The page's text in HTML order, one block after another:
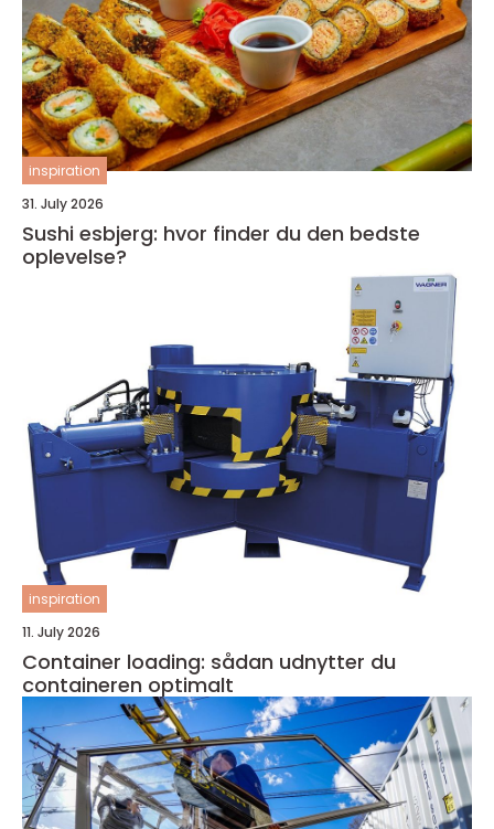
inspiration
31. July 2026
Sushi esbjerg: hvor finder du den bedste
oplevelse?
inspiration
11. July 2026
Container loading: sådan udnytter du
containeren optimalt